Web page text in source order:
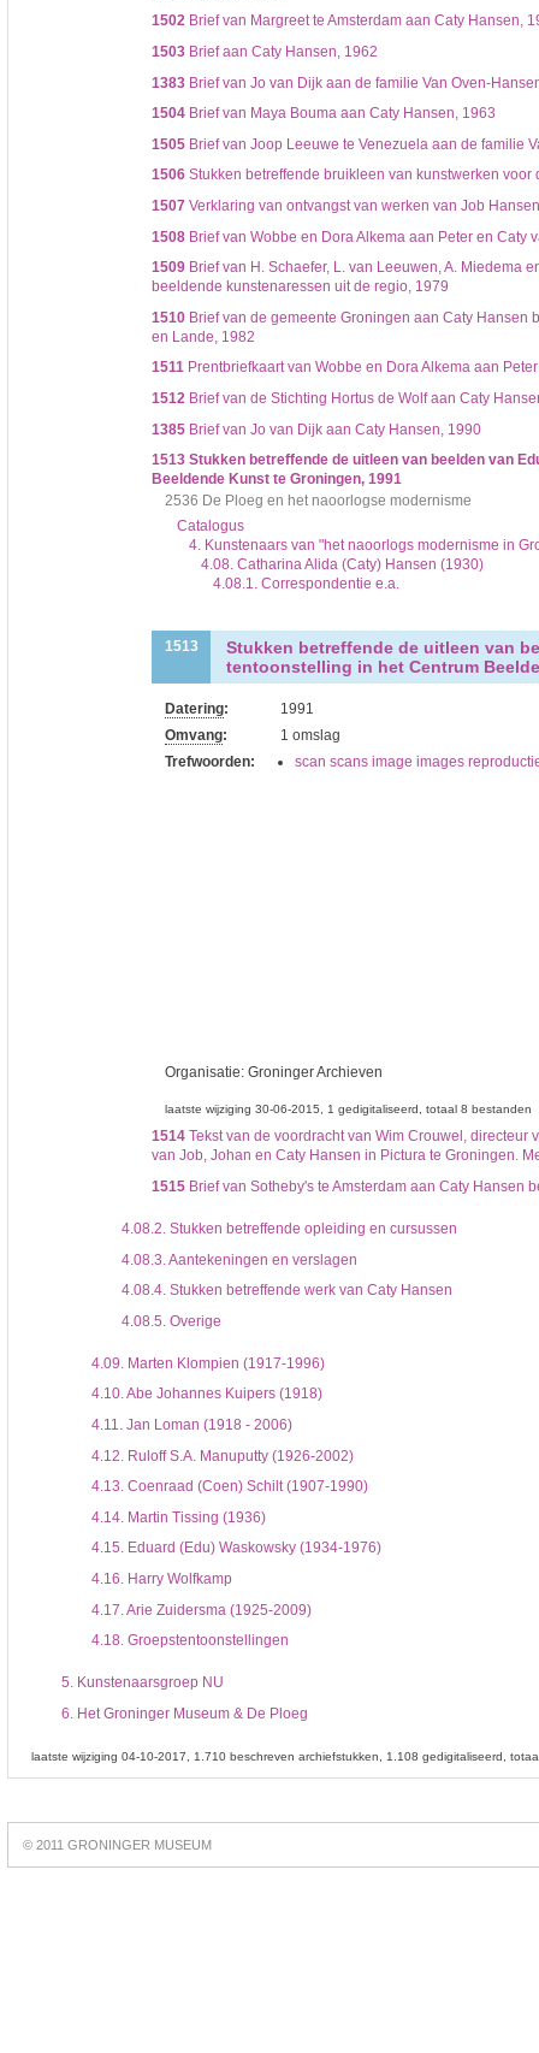
1502Brief van Margreet te Amsterdam aan Caty Hansen,
1503Brief aan Caty Hansen, 1962
1383Brief van Jo van Dijk aan de familie Van Oven-
1504Brief van Maya Bouma aan Caty Hansen, 1963
1505Brief van Joop Leeuwe te Venezuela aan de familie
1506Stukken betreffende bruikleen van kunstwerken
1507Verklaring van ontvangst van werken van Job
1508Brief van Wobbe en Dora Alkema aan Peter en Caty
1509Brief van H. Schaefer, L. van Leeuwen, A. Miedema
beeldende kunstenaressen uit de regio, 1979
1510Brief van de gemeente Groningen aan Caty Hansen
en Lande, 1982
1511Prentbriefkaart van Wobbe en Dora Alkema aan
1512Brief van de Stichting Hortus de Wolf aan Caty
1385Brief van Jo van Dijk aan Caty Hansen, 1990
1513 Stukken betreffende de uitleen van beelden van
Beeldende Kunst te Groningen, 1991
2536 De Ploeg en het naoorlogse modernisme
Catalogus
4. Kunstenaars van "het naoorlogs modernisme in
4.08. Catharina Alida (Caty) Hansen (1930)
4.08.1. Correspondentie e.a.
1513
Stukken betreffende de uitleen van
tentoonstelling in het Centrum
Datering:
1991
Omvang:
1 omslag
Trefwoorden:
scan scans image images
Organisatie: Groninger Archieven
laatste wijziging 30-06-2015 1 gedigitaliseerd totaal 8 bestanden
1514Tekst van de voordracht van Wim Crouwel,
van Job, Johan en Caty Hansen in Pictura te Groningen.
1515Brief van Sotheby's te Amsterdam aan Caty Hansen
4.08.2.Stukken betreffende opleiding en cursussen
4.08.3. Aantekeningen en verslagen
4.08.4.Stukken betreffende werk van Caty Hansen
4.08.5. Overige
4.09.Marten Klompien (1917-1996)
4.10.Abe Johannes Kuipers (1918)
4.11.Jan Loman (1918 - 2006)
4.12. Ruloff S.A. Manuputty (1926-2002)
4.13.Coenraad (Coen) Schilt (1907-1990)
4.14.Martin Tissing (1936)
4.15.Eduard (Edu) Waskowsky (1934-1976)
4.16.Harry Wolfkamp
4.17. Arie Zuidersma (1925-2009)
4.18.Groepstentoonstellingen
5.Kunstenaarsgroep NU
6.Het Groninger Museum & De Ploeg
laatste wijziging 04-10-2017 1.710 beschreven archiefstukken 1.108 gedigitaliseerd
online
slots
© 2011 GRONINGER MUSEUM